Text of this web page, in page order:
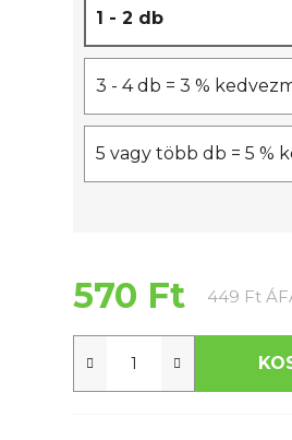
1 - 2 db
3 - 4 db = 3 %
5 vagy több db = 5 %
570 Ft 449 Ft